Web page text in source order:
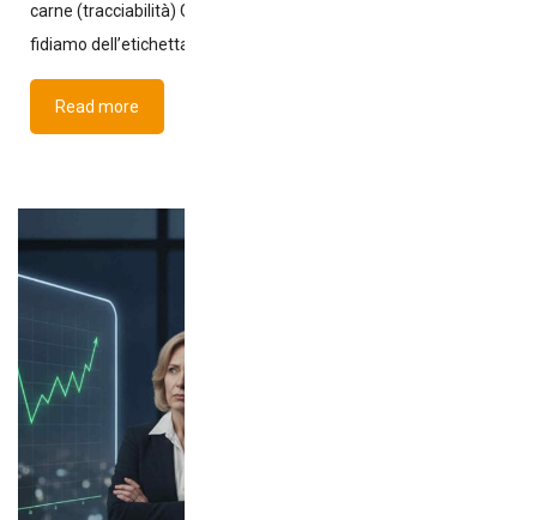
carne (tracciabilità) Quando acquistiamo carne, spesso ci
fidiamo dell’etichetta. Ma l’etichetta è solo l’ultimo
Read more